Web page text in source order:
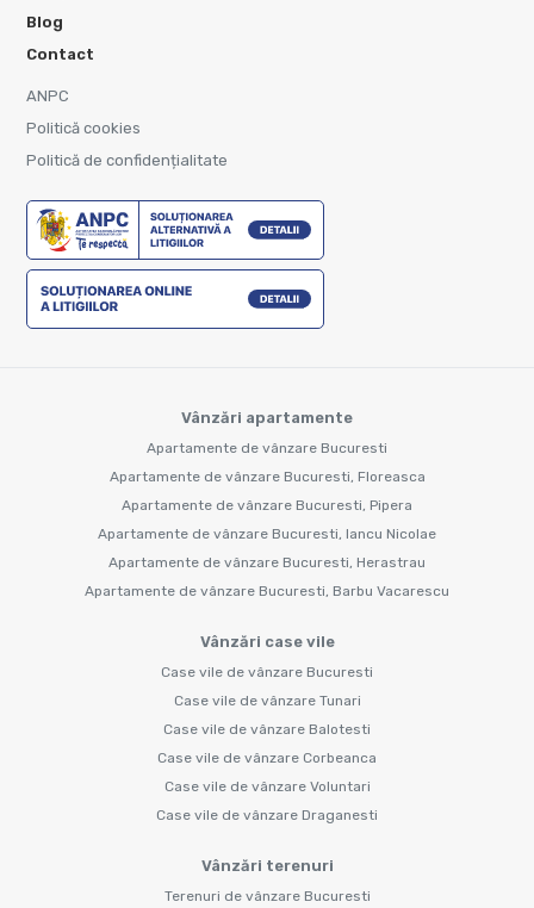
Blog
Contact
ANPC
Politică cookies
Politică de confidențialitate
Vânzări apartamente
Apartamente de vânzare Bucuresti
Apartamente de vânzare Bucuresti, Floreasca
Apartamente de vânzare Bucuresti, Pipera
Apartamente de vânzare Bucuresti, Iancu Nicolae
Apartamente de vânzare Bucuresti, Herastrau
Apartamente de vânzare Bucuresti, Barbu Vacarescu
Vânzări case vile
Case vile de vânzare Bucuresti
Case vile de vânzare Tunari
Case vile de vânzare Balotesti
Case vile de vânzare Corbeanca
Case vile de vânzare Voluntari
Case vile de vânzare Draganesti
Vânzări terenuri
Terenuri de vânzare Bucuresti